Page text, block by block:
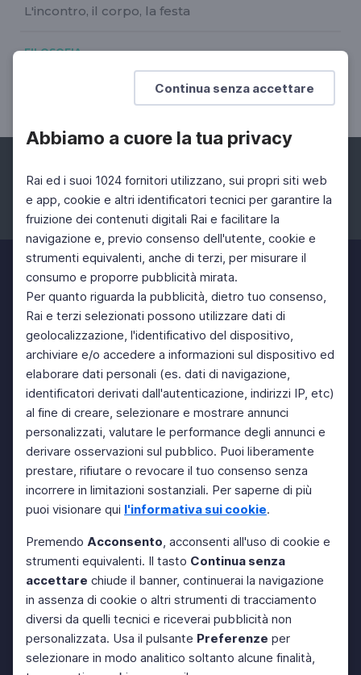
Continua senza accettare
Abbiamo a cuore la tua privacy
Rai ed i suoi 1024 fornitori utilizzano, sui propri siti web
e app, cookie e altri identificatori tecnici per garantire la
fruizione dei contenuti digitali Rai e facilitare la
navigazione e, previo consenso dell'utente, cookie e
strumenti equivalenti, anche di terzi, per misurare il
consumo e proporre pubblicità mirata.
Per quanto riguarda la pubblicità, dietro tuo consenso,
Rai e terzi selezionati possono utilizzare dati di
geolocalizzazione, l'identificativo del dispositivo,
archiviare e/o accedere a informazioni sul dispositivo ed
elaborare dati personali (es. dati di navigazione,
identificatori derivati dall'autenticazione, indirizzi IP, etc)
al fine di creare, selezionare e mostrare annunci
personalizzati, valutare le performance degli annunci e
derivare osservazioni sul pubblico. Puoi liberamente
prestare, rifiutare o revocare il tuo consenso senza
incorrere in limitazioni sostanziali. Per saperne di più
puoi visionare qui l'informativa sui cookie.
Premendo Acconsento, acconsenti all'uso di cookie e
strumenti equivalenti. Il tasto Continua senza
accettare chiude il banner, continuerai la navigazione
in assenza di cookie o altri strumenti di tracciamento
diversi da quelli tecnici e riceverai pubblicità non
personalizzata. Usa il pulsante Preferenze per
selezionare in modo analitico soltanto alcune finalità,
L'incontro, il corpo, la festa
FILOSOFIA
Simone Regazzoni. Diventare adulti
Filosofia dell'adolescenza
Facebook Instagram Twitter